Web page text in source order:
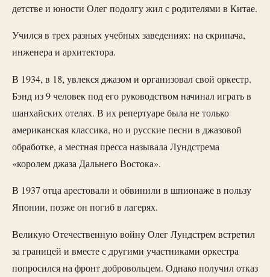
детстве и юности Олег подолгу жил с родителями в Китае.
Учился в трех разных учебных заведениях: на скрипача,
инженера и архитектора.
В 1934, в 18, увлекся джазом и организовал свой оркестр.
Бэнд из 9 человек под его руководством начинал играть в
шанхайских отелях. В их репертуаре была не только
американская классика, но и русские песни в джазовой
обработке, а местная пресса называла Лундстрема
«королем джаза Дальнего Востока».
В 1937 отца арестовали и обвинили в шпионаже в пользу
Японии, позже он погиб в лагерях.
Великую Отечественную войну Олег Лундстрем встретил
за границей и вместе с другими участниками оркестра
попросился на фронт добровольцем. Однако получил отказ